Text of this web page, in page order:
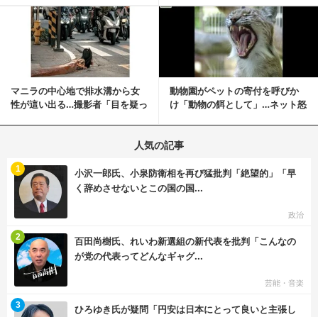
マニラの中心地で排水溝から女
性が這い出る…撮影者「目を疑っ
動物園がペットの寄付を呼びか
け「動物の餌として」…ネット怒
記事を読む
人気の記事
小沢一郎氏、小泉防衛相を再び猛批判「絶望的」「早
く辞めさせないとこの国の国...
政治
1
百田尚樹氏、れいわ新選組の新代表を批判「こんなの
が党の代表ってどんなギャグ...
芸能・音楽
2
ひろゆき氏が疑問「円安は日本にとって良いと主張し
3